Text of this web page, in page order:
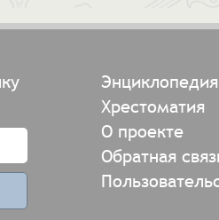
Энциклопедия
Хрестоматия
О проекте
Обратная